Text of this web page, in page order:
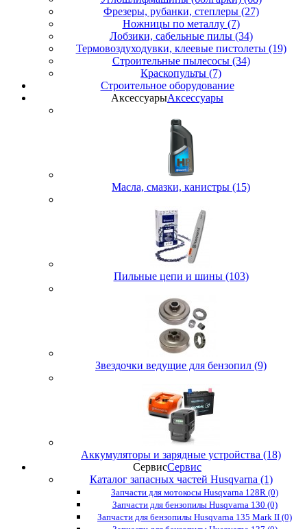
Фрезеры, рубанки, степлеры (27)
Ножницы по металлу (7)
Лобзики, сабельные пилы (34)
Термовоздуходувки, клеевые пистолеты (19)
Строительные пылесосы (34)
Краскопульты (7)
Строительное оборудование
АксессуарыАксессуары
Масла, смазки, канистры (15)
Пильные цепи и шины (103)
Звездочки ведущие для бензопил (9)
Аккумуляторы и зарядные устройства (18)
СервисСервис
Каталог запасных частей Husqvarna (1)
Запчасти для мотокосы Husqvarna 128R (0)
Запчасти для бензопилы Husqvarna 130 (0)
Запчасти для бензопилы Husqvarna 135 Mark II (0)